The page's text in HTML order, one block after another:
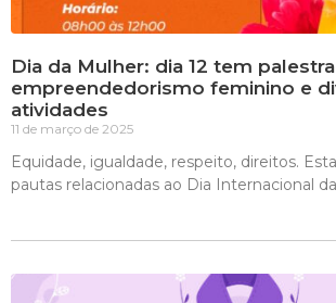
Dia da Mulher: dia 12 tem
empreendedorismo feminino e
atividades
11 de março de 2025
Equidade, igualdade, respeito, direitos.
pautas relacionadas ao Dia Internacional